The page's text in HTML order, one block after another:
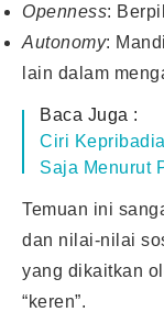
Openness:
Autonomy:
lain dalam
Baca Juga :
Ciri
Saja Menurut
Temuan ini
dan nilai-nilai
yang dikaitkan
“keren”.